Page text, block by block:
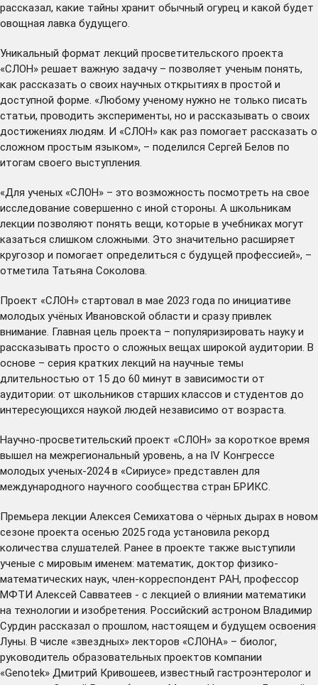
рассказал, какие тайны хранит обычный огурец и какой будет
овощная лавка будущего.
Уникальный формат лекций просветительского проекта
«СЛОН» решает важную задачу – позволяет ученым понять,
как рассказать о своих научных открытиях в простой и
доступной форме. «Любому ученому нужно не только писать
статьи, проводить эксперименты, но и рассказывать о своих
достижениях людям. И «СЛОН» как раз помогает рассказать о
сложном простым языком», – поделился Сергей Белов по
итогам своего выступления.
«Для ученых «СЛОН» – это возможность посмотреть на свое
исследование совершенно с иной стороны. А школьникам
лекции позволяют понять вещи, которые в учебниках могут
казаться слишком сложными. Это значительно расширяет
кругозор и помогает определиться с будущей профессией», –
отметила Татьяна Соколова.
Проект «СЛОН» стартовал в мае 2023 года по инициативе
молодых учёных Ивановской области и сразу привлек
внимание. Главная цель проекта – популяризировать науку и
рассказывать просто о сложных вещах широкой аудитории. В
основе – серия кратких лекций на научные темы
длительностью от 15 до 60 минут в зависимости от
аудитории: от школьников старших классов и студентов до
интересующихся наукой людей независимо от возраста.
Научно-просветительский проект «СЛОН» за короткое время
вышел на межрегиональный уровень, а на IV Конгрессе
молодых ученых-2024 в «Сириусе» представлен для
международного научного сообщества стран БРИКС.
Премьера лекции Алексея Семихатова о чёрных дырах в новом
сезоне проекта осенью 2025 года установила рекорд
количества слушателей. Ранее в проекте также выступили
ученые с мировым именем: математик, доктор физико-
математических наук, член-корреспондент РАН, профессор
МФТИ Алексей Савватеев - с лекцией о влиянии математики
на технологии и изобретения. Российский астроном Владимир
Сурдин рассказал о прошлом, настоящем и будущем освоения
Луны. В числе «звездных» лекторов «СЛОНА» – биолог,
руководитель образовательных проектов компании
«Genotek» Дмитрий Кривошеев, известный гастроэнтеролог и